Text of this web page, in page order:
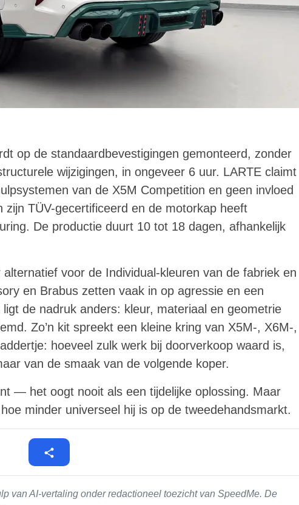
op de standaardbevestigingen gemonteerd, zonder
wijzigingen, in ongeveer 6 uur. LARTE claimt
van de X5M Competition en geen invloed
TÜV-gecertificeerd en de motorkap heeft
De productie duurt 10 tot 18 dagen, afhankelijk
voor de Individual-kleuren van de fabriek en
en Brabus zetten vaak in op agressie en een
de nadruk anders: kleur, materiaal en geometrie
Zo’n kit spreekt een kleine kring van X5M-, X6M-,
hoeveel zulk werk bij doorverkoop waard is,
van de smaak van de volgende koper.
— het oogt nooit als een tijdelijke oplossing. Maar
minder universeel hij is op de tweedehandsmarkt.
van AI-vertaling onder redactioneel toezicht van SpeedMe. De